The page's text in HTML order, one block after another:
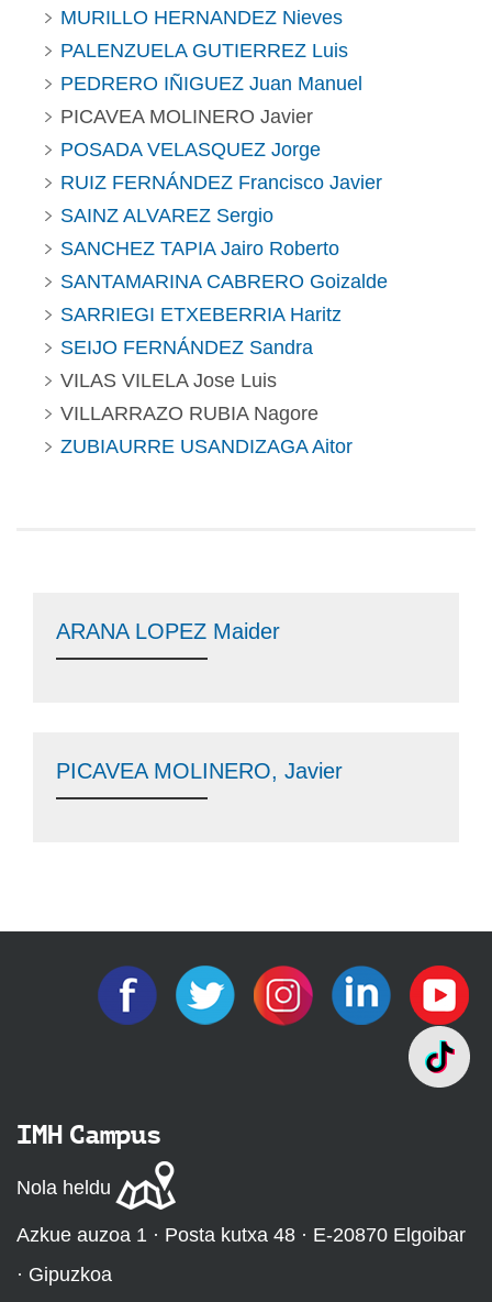
MURILLO HERNANDEZ Nieves
PALENZUELA GUTIERREZ Luis
PEDRERO IÑIGUEZ Juan Manuel
PICAVEA MOLINERO Javier
POSADA VELASQUEZ Jorge
RUIZ FERNÁNDEZ Francisco Javier
SAINZ ALVAREZ Sergio
SANCHEZ TAPIA Jairo Roberto
SANTAMARINA CABRERO Goizalde
SARRIEGI ETXEBERRIA Haritz
SEIJO FERNÁNDEZ Sandra
VILAS VILELA Jose Luis
VILLARRAZO RUBIA Nagore
ZUBIAURRE USANDIZAGA Aitor
ARANA LOPEZ Maider
PICAVEA MOLINERO, Javier
IMH Campus
Nola heldu
Azkue auzoa 1 · Posta kutxa 48 · E-20870 Elgoibar
· Gipuzkoa